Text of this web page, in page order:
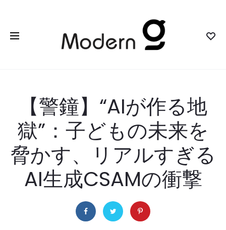
【警鐘】“AIが作る地
獄”：子どもの未来を
脅かす、リアルすぎる
AI生成CSAMの衝撃